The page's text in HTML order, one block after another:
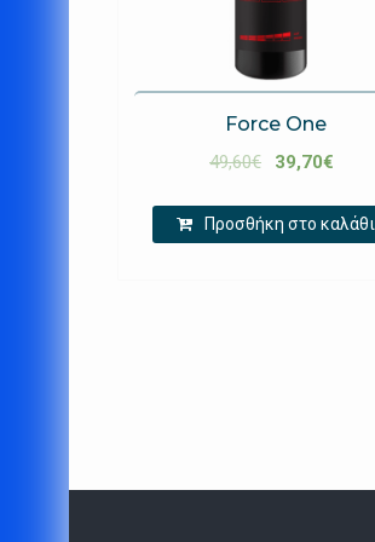
Force One
49,60€ 39,70€
Προσθήκη στο καλάθι